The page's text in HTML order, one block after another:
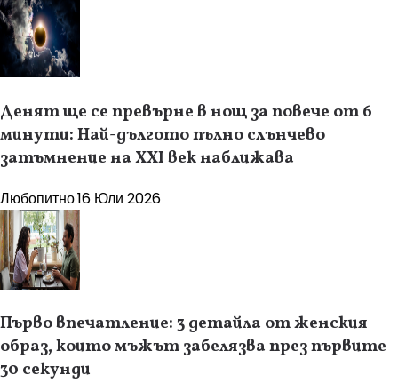
Денят ще се превърне в нощ за повече от 6
минути: Най-дългото пълно слънчево
затъмнение на XXI век наближава
Любопитно16 Юли 2026
Първо впечатление: 3 детайла от женския
образ, които мъжът забелязва през първите
30 секунди